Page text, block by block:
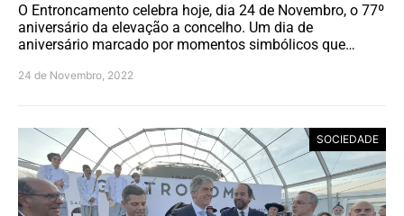
O Entroncamento celebra hoje, dia 24 de Novembro, o 77º
aniversário da elevação a concelho. Um dia de
aniversário marcado por momentos simbólicos que…
24 de Novembro, 2022
SOCIEDADE